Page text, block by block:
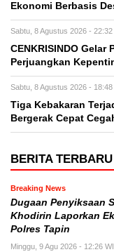
Ekonomi Berbasis
Sabtu, 8 Agustus 2026 - 22:32
CENKRISINDO
Perjuangkan
Sabtu, 8 Agustus 2026 - 18:48
Tiga Kebakaran
Bergerak Cepat
BERITA TERBARU
Breaking News
Dugaan Penyiksaan
Khodirin Laporkan
Polres Tapin
Minggu, 9 Agu 2026 - 12:26